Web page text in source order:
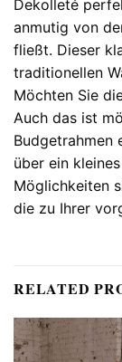
Dekolleté
anmutig von
fließt. Dieser
traditionellen
Möchten Sie
Auch das ist
Budgetrahmen
über ein
Möglichkeiten
die zu Ihrer
RELATED